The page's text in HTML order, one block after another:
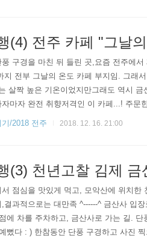
(4) 전주 카페 "그날
풍 구경을 마친 뒤 들린 곳,요즘 전주에
지 전부 그날의 온도 카페 부지임. 그래
살짝 높은 기온이었지만그래도 역시
마자 완전 취향저격인 이 카페...! 주문
너무 좋았다.희희 그리고 커피맛도 꽤
/2018 전주 2018. 12. 16. 21:00
(3) 천년고찰 김제 금
점심을 맛있게 먹고, 모악산에 위치
결과적으로는 대만족 ^------^ 금산사 입
에 차를 주차하고, 금산사로 가는 길.
뻤다 : ) 한참동안 단풍 구경하고 사진